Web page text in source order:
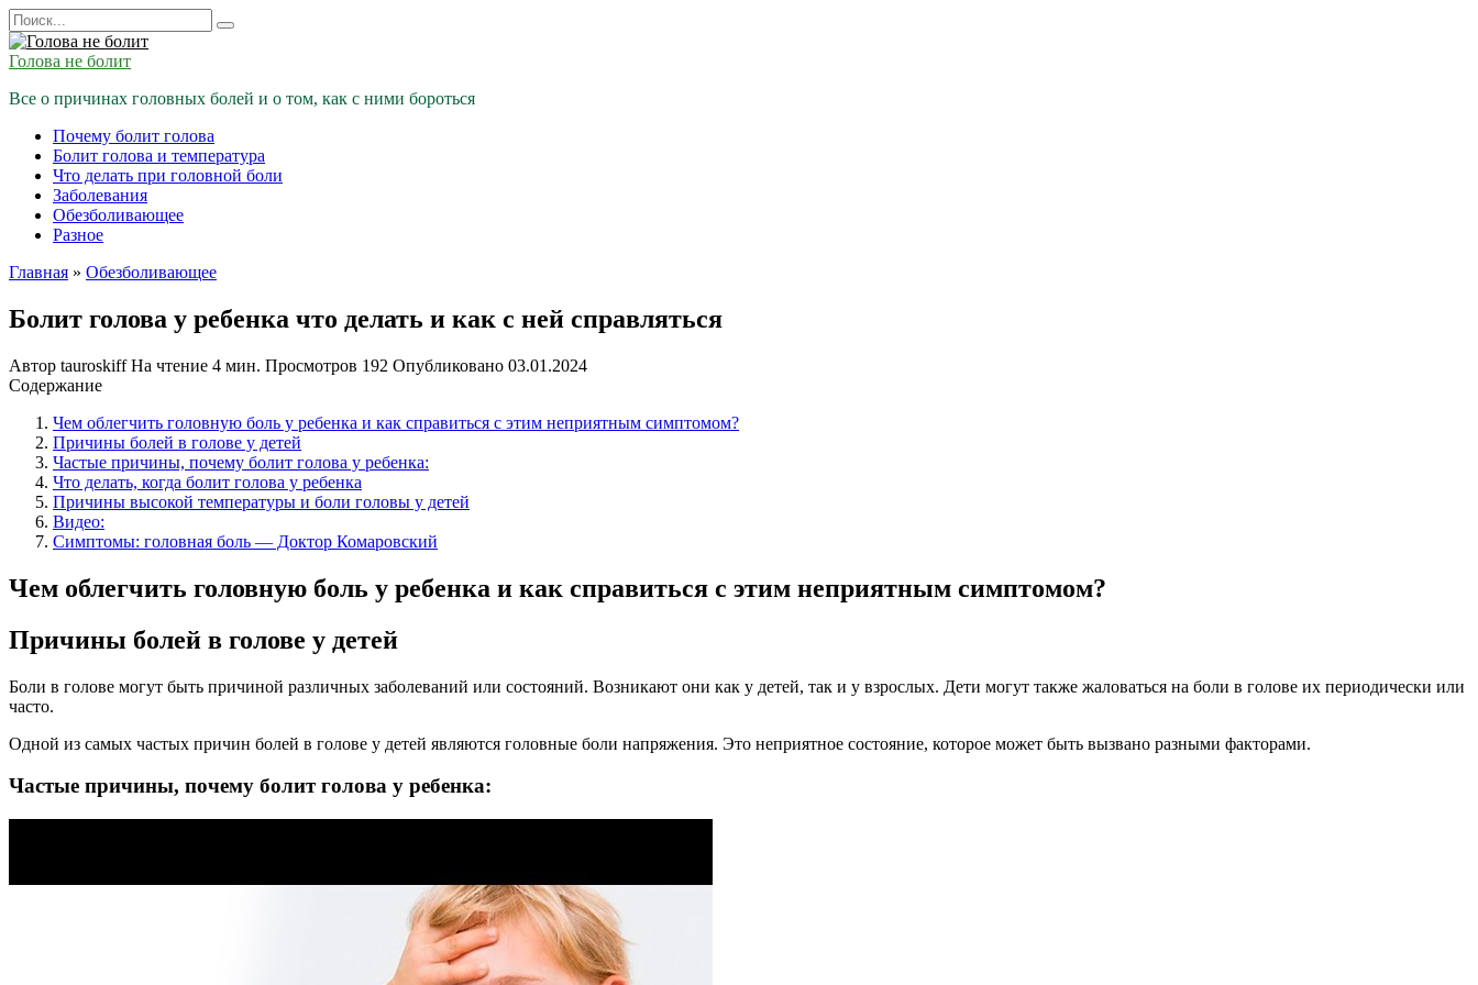
Перейти
к
содержанию
Search
for:
Голова не болит
Все о причинах головных болей и о том, как с ними бороться
Почему болит голова
Болит голова и температура
Что делать при головной боли
Заболевания
Обезболивающее
Разное
Главная » Обезболивающее
Болит голова у ребенка что делать и как с ней справляться
Автор tauroskiff На чтение 4 мин. Просмотров 192 Опубликовано 03.01.2024
Содержание
Чем облегчить головную боль у ребенка и как справиться с этим неприятным симптомом?
Причины болей в голове у детей
Частые причины, почему болит голова у ребенка:
Что делать, когда болит голова у ребенка
Причины высокой температуры и боли головы у детей
Видео:
Симптомы: головная боль — Доктор Комаровский
Чем облегчить головную боль у ребенка и как справиться с этим неприятным симптомом?
Причины болей в голове у детей
Боли в голове могут быть причиной различных заболеваний или состояний. Возникают они как у детей, так и у взрослых. Дети могут также жаловаться на боли в голове их периодически или
часто.
Одной из самых частых причин болей в голове у детей являются головные боли напряжения. Это неприятное состояние, которое может быть вызвано разными факторами.
Частые причины, почему болит голова у ребенка: